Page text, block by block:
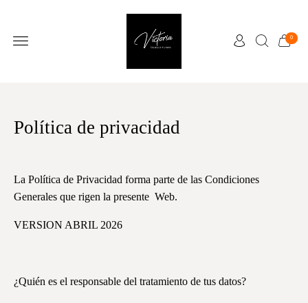
0
Política de privacidad
La Política de Privacidad forma parte de las Condiciones
Generales que rigen la presente Web.
VERSION ABRIL 2026
¿Quién es el responsable del tratamiento de tus datos?